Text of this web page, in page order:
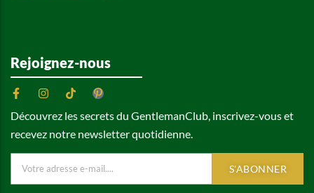
Rejoignez-nous
Découvrez les secrets du GentlemanClub, inscrivez-vous et
recevez notre newsletter quotidienne.
S'ABONNER